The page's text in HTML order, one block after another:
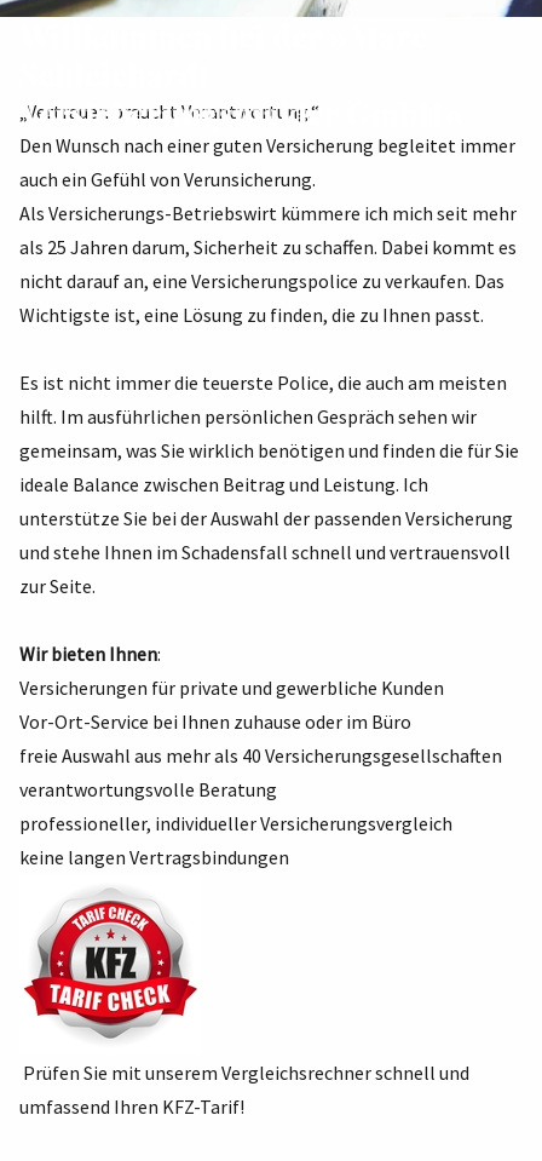
Versicherungsmakler GmbH«
„Vertrauen braucht Verantwortung.“
Den Wunsch nach einer guten Versicherung begleitet immer
auch ein Gefühl von Verunsicherung.
Als Versicherungs-Betriebswirt kümmere ich mich seit mehr
als 25 Jahren darum, Sicherheit zu schaffen. Dabei kommt es
nicht darauf an, eine Versicherungspolice zu verkaufen. Das
Wichtigste ist, eine Lösung zu finden, die zu Ihnen passt.
Es ist nicht immer die teuerste Police, die auch am meisten
hilft. Im ausführlichen persönlichen Gespräch sehen wir
gemeinsam, was Sie wirklich benötigen und finden die für Sie
ideale Balance zwischen Beitrag und Leistung. Ich
unterstütze Sie bei der Auswahl der passenden Versicherung
und stehe Ihnen im Schadensfall schnell und vertrauensvoll
zur Seite.
Wir bieten Ihnen:
Versicherungen für private und gewerbliche Kunden
Vor-Ort-Service bei Ihnen zuhause oder im Büro
freie Auswahl aus mehr als 40 Versicherungsgesellschaften
verantwortungsvolle Beratung
professioneller, individueller Versicherungsvergleich
keine langen Vertragsbindungen
Prüfen Sie mit unserem Vergleichsrechnerschnell und
umfassend Ihren KFZ-Tarif!